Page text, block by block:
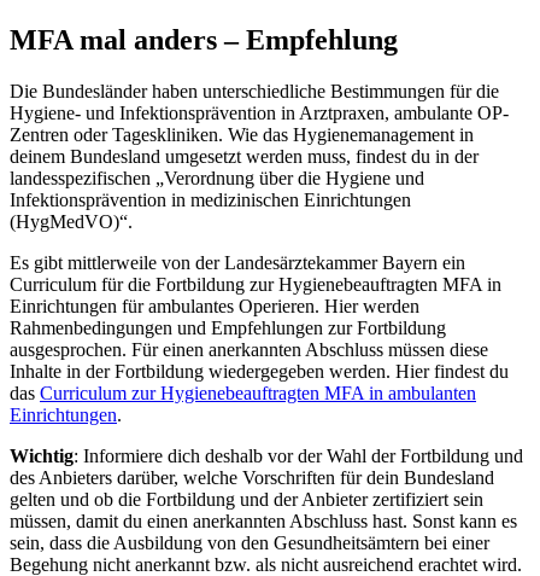
MFA mal anders – Empfehlung
Die Bundesländer haben unterschiedliche Bestimmungen für die
Hygiene- und Infektionsprävention in Arztpraxen, ambulante OP-
Zentren oder Tageskliniken. Wie das Hygienemanagement in
deinem Bundesland umgesetzt werden muss, findest du in der
landesspezifischen „Verordnung über die Hygiene und
Infektionsprävention in medizinischen Einrichtungen
(HygMedVO)“.
Es gibt mittlerweile von der Landesärztekammer Bayern ein
Curriculum für die Fortbildung zur Hygienebeauftragten MFA in
Einrichtungen für ambulantes Operieren. Hier werden
Rahmenbedingungen und Empfehlungen zur Fortbildung
ausgesprochen. Für einen anerkannten Abschluss müssen diese
Inhalte in der Fortbildung wiedergegeben werden. Hier findest du
das Curriculum zur Hygienebeauftragten MFA in ambulanten
Einrichtungen.
Wichtig: Informiere dich deshalb vor der Wahl der Fortbildung und
des Anbieters darüber, welche Vorschriften für dein Bundesland
gelten und ob die Fortbildung und der Anbieter zertifiziert sein
müssen, damit du einen anerkannten Abschluss hast. Sonst kann es
sein, dass die Ausbildung von den Gesundheitsämtern bei einer
Begehung nicht anerkannt bzw. als nicht ausreichend erachtet wird.